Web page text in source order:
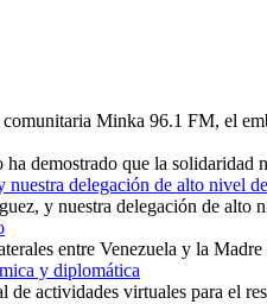
Minka 96.1 FM, el
demostrado que la solidaridad
delegación de alto nivel
y nuestra delegación de alto
entre Venezuela y la
y diplomática
actividades virtuales para el